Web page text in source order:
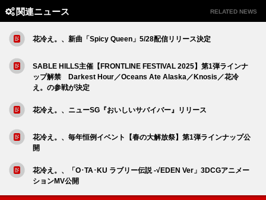
関連ニュース RELATED NEWS
花冷え。、新曲「Spicy Queen」5/28配信リリース決定
SABLE HILLS主催【FRONTLINE FESTIVAL 2025】第1弾ラインナ
ップ解禁 Darkest Hour／Oceans Ate Alaska／Knosis／花冷
え。の参戦が決定
花冷え。、ニューSG『おいしいサバイバー』リリース
花冷え。、毎年恒例イベント【春の大解放祭】第1弾ラインナップ公
開
花冷え。、「O･TA･KU ラブリー伝説 -√EDEN Ver」3DCGアニメー
ションMV公開